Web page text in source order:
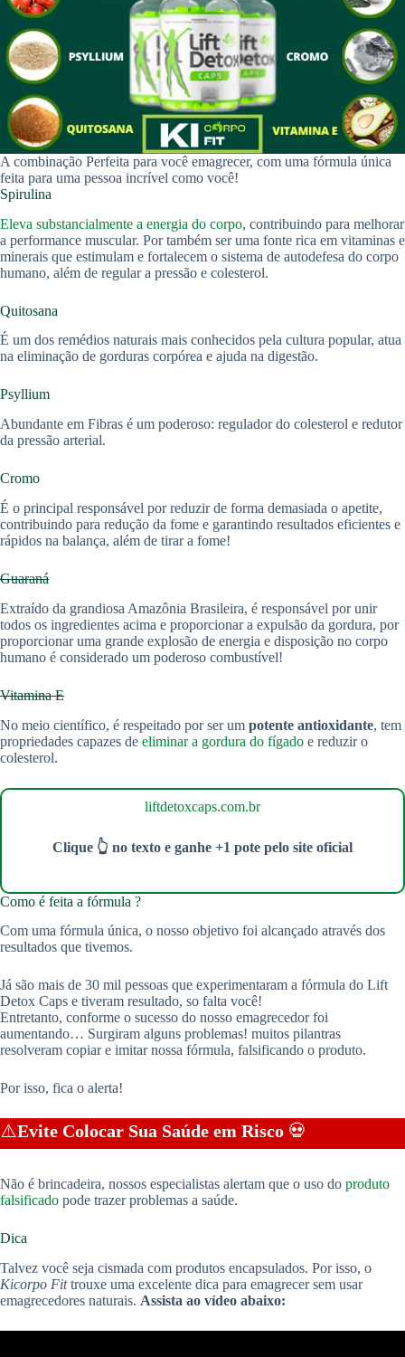
A combinação Perfeita para você emagrecer, com uma fórmula única
feita para uma pessoa incrível como você!
Spirulina
Eleva substancialmente a energia do corpo, contribuindo para melhorar
a performance muscular. Por também ser uma fonte rica em vitaminas e
minerais que estimulam e fortalecem o sistema de autodefesa do corpo
humano, além de regular a pressão e colesterol.
Quitosana
É um dos remédios naturais mais conhecidos pela cultura popular, atua
na eliminação de gorduras corpórea e ajuda na digestão.
Psyllium
Abundante em Fibras é um poderoso: regulador do colesterol e redutor
da pressão arterial.
Cromo
É o principal responsável por reduzir de forma demasiada o apetite,
contribuindo para redução da fome e garantindo resultados eficientes e
rápidos na balança, além de tirar a fome!
Guaraná
Extraído da grandiosa Amazônia Brasileira, é responsável por unir
todos os ingredientes acima e proporcionar a expulsão da gordura, por
proporcionar uma grande explosão de energia e disposição no corpo
humano é considerado um poderoso combustível!
Vitamina E
No meio científico, é respeitado por ser um potente antioxidante, tem
propriedades capazes de eliminar a gordura do fígado e reduzir o
colesterol.
liftdetoxcaps.com.br
Clique 👆 no texto e ganhe +1 pote pelo site oficial
Como é feita a fórmula ?
Com uma fórmula única, o nosso objetivo foi alcançado através dos
resultados que tivemos.
Já são mais de 30 mil pessoas que experimentaram a fórmula do Lift
Detox Caps e tiveram resultado, so falta você!
Entretanto, conforme o sucesso do nosso emagrecedor foi
aumentando… Surgiram alguns problemas! muitos pilantras
resolveram copiar e imitar nossa fórmula, falsificando o produto.
Por isso, fica o alerta!
⚠️Evite Colocar Sua Saúde em Risco 💀
Não é brincadeira, nossos especialistas alertam que o uso do produto
falsificado pode trazer problemas a saúde.
Dica
Talvez você seja cismada com produtos encapsulados. Por isso, o
Kicorpo Fittrouxe uma excelente dica para emagrecer sem usar
emagrecedores naturais. Assista ao vídeo abaixo: